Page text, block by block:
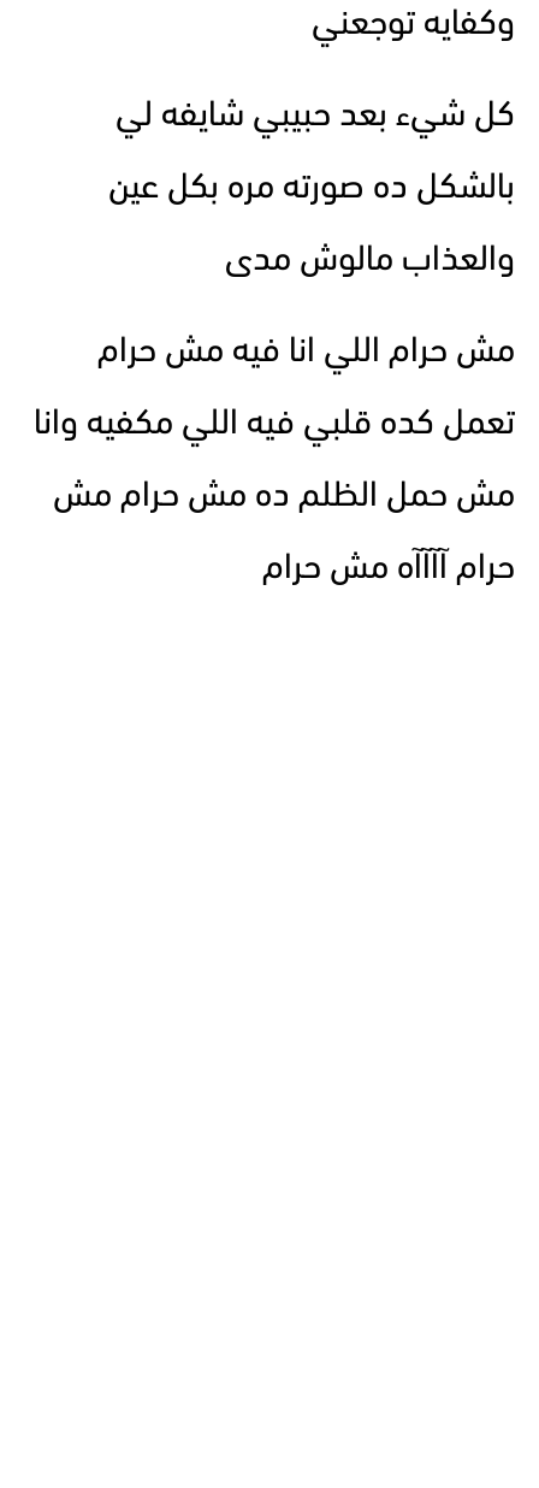
وكفايه توجعني
كل شيء بعد حبيبي شايفه لي
بالشكل ده صورته مره بكل عين
والعذاب مالوش مدى
مش حرام اللي انا فيه مش حرام
تعمل كده قلبي فيه اللي مكفيه وانا
مش حمل الظلم ده مش حرام مش
حرام آآآآه مش حرام